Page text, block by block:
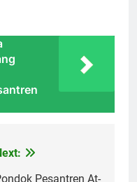
Pesantren At-